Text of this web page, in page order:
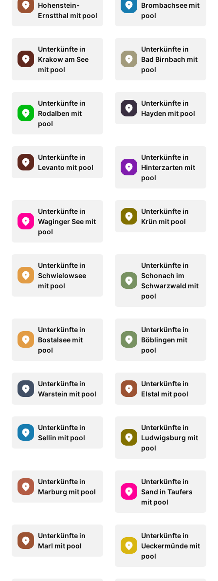
Hohenstein-
Ernstthal mit pool
Brombachsee mit
pool
Unterkünfte in
Krakow am See
mit pool
Unterkünfte in
Bad Birnbach mit
pool
Unterkünfte in
Rodalben mit
pool
Unterkünfte in
Hayden mit pool
Unterkünfte in
Levanto mit pool
Unterkünfte in
Hinterzarten mit
pool
Unterkünfte in
Waginger See mit
pool
Unterkünfte in
Krün mit pool
Unterkünfte in
Schwielowsee
mit pool
Unterkünfte in
Schonach im
Schwarzwald mit
pool
Unterkünfte in
Bostalsee mit
pool
Unterkünfte in
Böblingen mit
pool
Unterkünfte in
Warstein mit pool
Unterkünfte in
Elstal mit pool
Unterkünfte in
Sellin mit pool
Unterkünfte in
Ludwigsburg mit
pool
Unterkünfte in
Marburg mit pool
Unterkünfte in
Sand in Taufers
mit pool
Unterkünfte in
Marl mit pool
Unterkünfte in
Ueckermünde mit
pool